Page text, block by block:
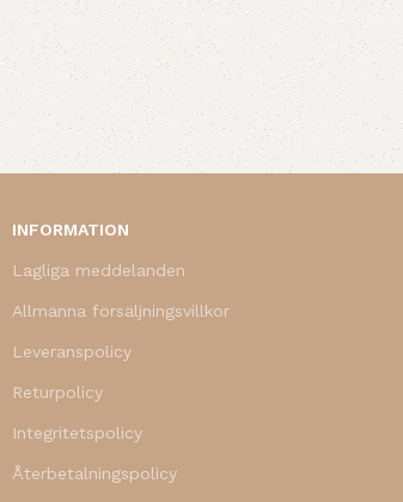
INFORMATION
Lagliga meddelanden
Allmänna försäljningsvillkor
Leveranspolicy
Returpolicy
Integritetspolicy
Återbetalningspolicy